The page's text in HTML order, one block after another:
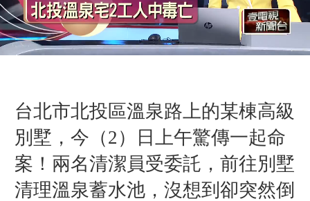
台北市北投區溫泉路上的某棟高級
別墅，今（2）日上午驚傳一起命
案！兩名清潔員受委託，前往別墅
清理溫泉蓄水池，沒想到卻突然倒